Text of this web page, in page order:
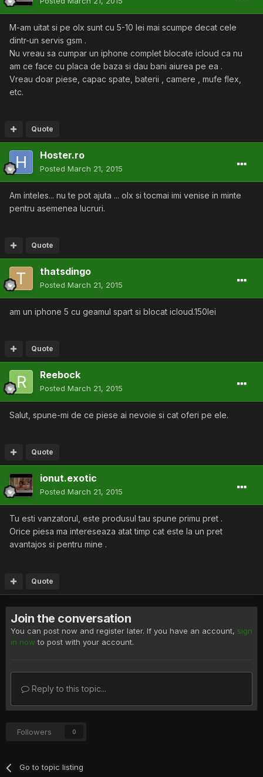
M-am uitat si pe olx sunt cu 5-10 lei mai scumpe decat cele
dintr-un servis gsm .
Nu vreau sa cumpar un iphone complet blocate icloud ca nu
am ce face cu placa de baza si dau bani aiurea pe ea .
Vreau doar piese, capac spate, baterii , camere , mufe flex,
etc.
Quote
Hoster.ro
Posted March 21, 2015
Am inteles... nu te pot ajuta ... olx si tocmai imi venise in minte
pentru asemenea lucruri.
Quote
thatsdingo
Posted March 21, 2015
am un iphone 5 cu geamul spart si blocat icloud.150lei
Quote
Reebock
Posted March 21, 2015
Salut, spune-mi de ce piese ai nevoie si cat oferi pe ele.
Quote
ionut.exotic
Posted March 21, 2015
Tu esti vanzatorul, este produsul tau spune primu pret .
Orice piesa ma intereseaza atat timp cat este la un pret
avantajos si pentru mine .
Quote
Join the conversation
You can post now and register later. If you have an account, sign
in now to post with your account.
Reply to this topic...
Followers 0
Go to topic listing